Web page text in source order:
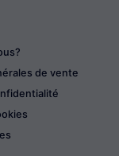
de vente